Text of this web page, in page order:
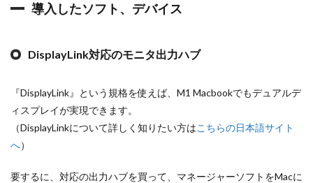
導入したソフト、デバイス
DisplayLink対応のモニタ出力ハブ
『DisplayLink』という規格を使えば、M1 Macbookでもデュアルデ
ィスプレイが実現できます。
（DisplayLinkについて詳しく知りたい方はこちらの日本語サイト
へ）
要するに、対応の出力ハブを買って、マネージャーソフトをMacに